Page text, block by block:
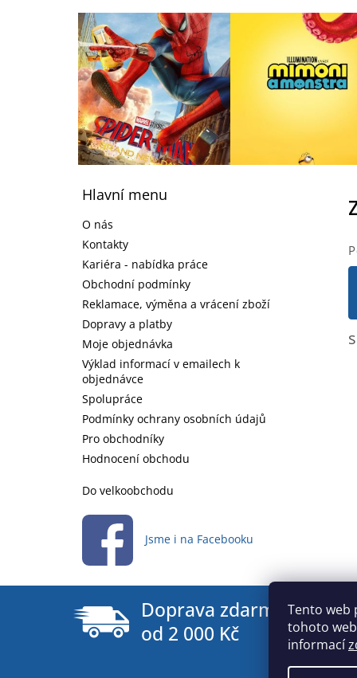
Tento web
tohoto
informací
Hlavní menu
O nás
Kontakty
Kariéra - nabídka práce
Obchodní podmínky
Reklamace, výměna a vrácení zboží
Dopravy a platby
Moje objednávka
Výklad informací v emailech k
objednávce
Spolupráce
Podmínky ochrany osobních údajů
Pro obchodníky
Hodnocení obchodu
Do velkoobchodu
Jsme i na Facebooku
Doprava zdarma
od 2 000 Kč